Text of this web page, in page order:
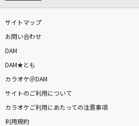
サイトマップ
お問い合わせ
DAM
DAM★とも
カラオケ＠DAM
サイトのご利用について
カラオケご利用にあたっての注意事項
利用規約